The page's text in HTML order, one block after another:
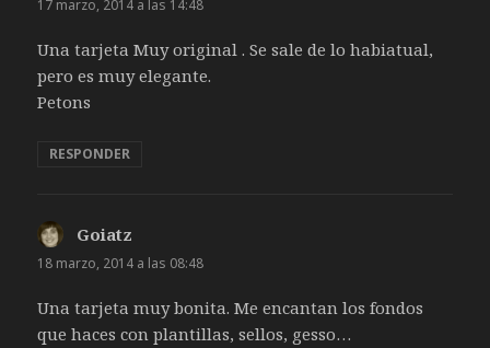
17 marzo, 2014 a las 14:48
Una tarjeta Muy original . Se sale de lo habiatual,
pero es muy elegante.
Petons
RESPONDER
Goiatz
18 marzo, 2014 a las 08:48
Una tarjeta muy bonita. Me encantan los fondos
que haces con plantillas, sellos, gesso…